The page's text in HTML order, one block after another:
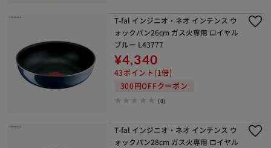
T-fal インジニオ・ネオ インテンス ウ
ォックパン26cm ガス火専用 ロイヤル
ブルー L43777
¥4,340
43ポイント(1倍)
300円OFFクーポン
(0)
T-fal インジニオ・ネオ インテンス ウ
ォックパン28cm ガス火専用 ロイヤル